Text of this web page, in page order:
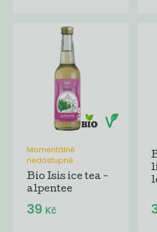
Momentálně
nedostupné
Bio Isis ice tea -
alpentee
39 Kč